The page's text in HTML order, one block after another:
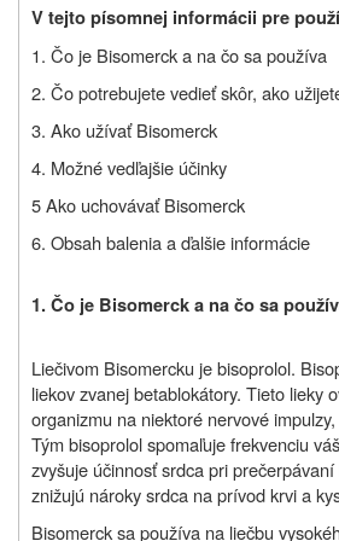
V tejto písomnej informácii pre
1. Čo je Bisomerck a na čo sa používa
2. Čo potrebujete vedieť skôr, ako
3. Ako užívať Bisomerck
4. Možné vedľajšie účinky
5 Ako uchovávať Bisomerck
6. Obsah balenia a ďalšie informácie
1. Čo je Bisomerck a na čo sa
Liečivom Bisomercku je bisoprolol.
liekov zvanej betablokátory. Tieto lieky
organizmu na niektoré nervové
Tým bisoprolol spomaľuje frekvenciu
zvyšuje účinnosť srdca pri
znižujú nároky srdca na prívod krvi a
Bisomerck sa používa na liečbu